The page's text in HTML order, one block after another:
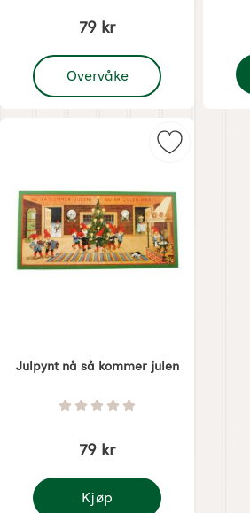
79 kr
Overvåke
, Juleveggteppe med nisse og
Julpynt nå så kommer julen
Varenummer 1280Vurdering: 0 Stjerne av 5
79 kr
Kjøp
Merk